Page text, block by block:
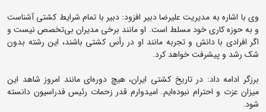
وی با اشاره به مدیریت علیرضا دبیر افزود: دبیر با تمام شرایط کشتی آشناست
و به حوزه کاری خود مسلط است. او مانند برخی مدیران بی‌تخصص نیست و
اگر افرادی با دانش و تجربه مانند او در رأس کشتی باشند، این رشته بدون
شک رشد و پیشرفت خواهد کرد.
برزگر ادامه داد: در تاریخ کشتی ایران، هیچ دوره‌ای مانند امروز شاهد این
میزان عزت و احترام نبوده‌ایم. امیدوارم قدر زحمات رئیس فدراسیون دانسته
شود.